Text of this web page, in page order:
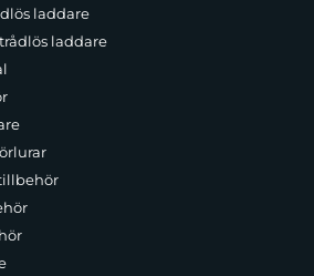
laddare
laddare